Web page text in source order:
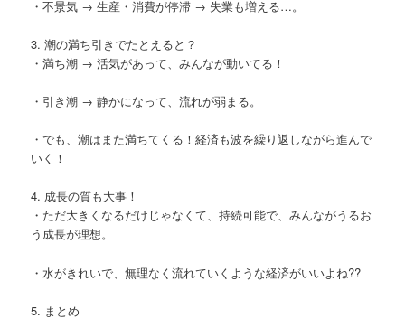
・不景気 → 生産・消費が停滞 → 失業も増える…。
3. 潮の満ち引きでたとえると？
・満ち潮 → 活気があって、みんなが動いてる！
・引き潮 → 静かになって、流れが弱まる。
・でも、潮はまた満ちてくる！経済も波を繰り返しながら進んで
いく！
4. 成長の質も大事！
・ただ大きくなるだけじゃなくて、持続可能で、みんながうるお
う成長が理想。
・水がきれいで、無理なく流れていくような経済がいいよね??
5. まとめ